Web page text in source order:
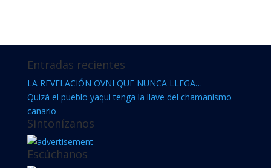
Entradas recientes
LA REVELACIÓN OVNI QUE NUNCA LLEGA…
Quizá el pueblo yaqui tenga la llave del chamanismo
canario
Sintonízanos
Escúchanos